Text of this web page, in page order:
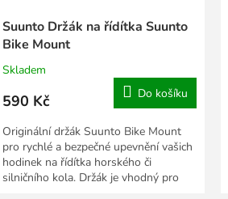
Suunto Držák na řídítka Suunto
Bike Mount
Skladem
590 Kč Do košíku
Originální držák Suunto Bike Mount
pro rychlé a bezpečné upevnění vašich
hodinek na řídítka horského či
silničního kola. Držák je vhodný pro